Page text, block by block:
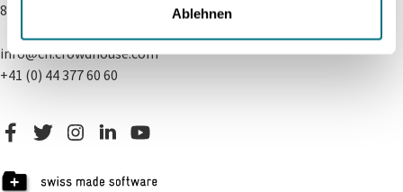
Ablehnen
8045 Zürich
info@ch.crowdhouse.com
+41 (0) 44 377 60 60